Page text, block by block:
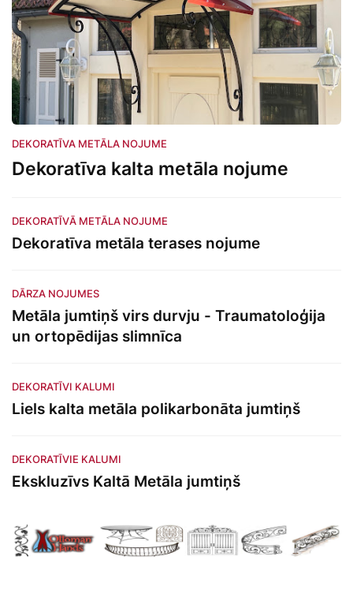
DEKORATĪVA METĀLA NOJUME
Dekoratīva kalta metāla nojume
DEKORATĪVĀ METĀLA NOJUME
Dekoratīva metāla terases nojume
DĀRZA NOJUMES
Metāla jumtiņš virs durvju - Traumatoloģija
un ortopēdijas slimnīca
DEKORATĪVI KALUMI
Liels kalta metāla polikarbonāta jumtiņš
DEKORATĪVIE KALUMI
Ekskluzīvs Kaltā Metāla jumtiņš